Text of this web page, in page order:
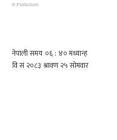
© Psolution